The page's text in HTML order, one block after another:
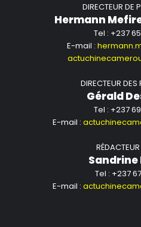
DIRECTEUR DE
Hermann
Tel : +237
E-mail :
DIRECTEUR
Gérald
Tel : +237
E-mail :
Sandrine
Tel : +237
E-mail :